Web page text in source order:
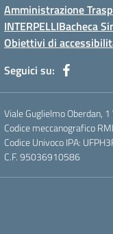
Amministrazione
INTERPELLIBacheca
Obiettivi di
Seguici su:
Viale Guglielmo Oberdan,
Codice meccanografico
Codice Univoco IPA:
C.F. 95036910586